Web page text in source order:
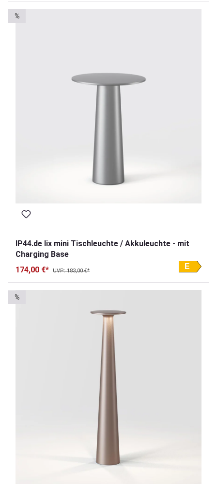
%
IP44.de lix mini Tischleuchte / Akkuleuchte - mit
Charging Base
174,00 €*
UVP: 183,00 €*
E
%